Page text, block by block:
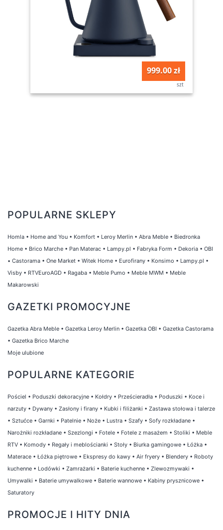
999.00 zł
szt
POPULARNE SKLEPY
Homla • Home and You • Komfort • Leroy Merlin • Abra Meble • Biedronka
Home • Brico Marche • Pan Materac • Lampy.pl • Fabryka Form • Dekoria • OBI
• Castorama • One Market • Witek Home • Eurofirany • Konsimo • Lampy.pl •
Visby • RTVEuroAGD • Ragaba • Meble Pumo • Meble MWM • Meble
Makarowski
GAZETKI PROMOCYJNE
Gazetka Abra Meble • Gazetka Leroy Merlin • Gazetka OBI • Gazetka Castorama
• Gazetka Brico Marche
Moje ulubione
POPULARNE KATEGORIE
Pościel • Poduszki dekoracyjne • Kołdry • Prześcieradła • Poduszki • Koce i
narzuty • Dywany • Zasłony i firany • Kubki i filiżanki • Zastawa stołowa i talerze
• Sztućce • Garnki • Patelnie • Noże • Lustra • Szafy • Sofy rozkładane •
Narożniki rozkładane • Szezlongi • Fotele • Fotele z masażem • Stoliki • Meble
RTV • Komody • Regały i meblościanki • Stoły • Biurka gamingowe • Łóżka •
Materace • Łóżka piętrowe • Ekspresy do kawy • Air fryery • Blendery • Roboty
kuchenne • Lodówki • Zamrażarki • Baterie kuchenne • Zlewozmywaki •
Umywalki • Baterie umywalkowe • Baterie wannowe • Kabiny prysznicowe •
Saturatory
PROMOCJE I HITY DNIA